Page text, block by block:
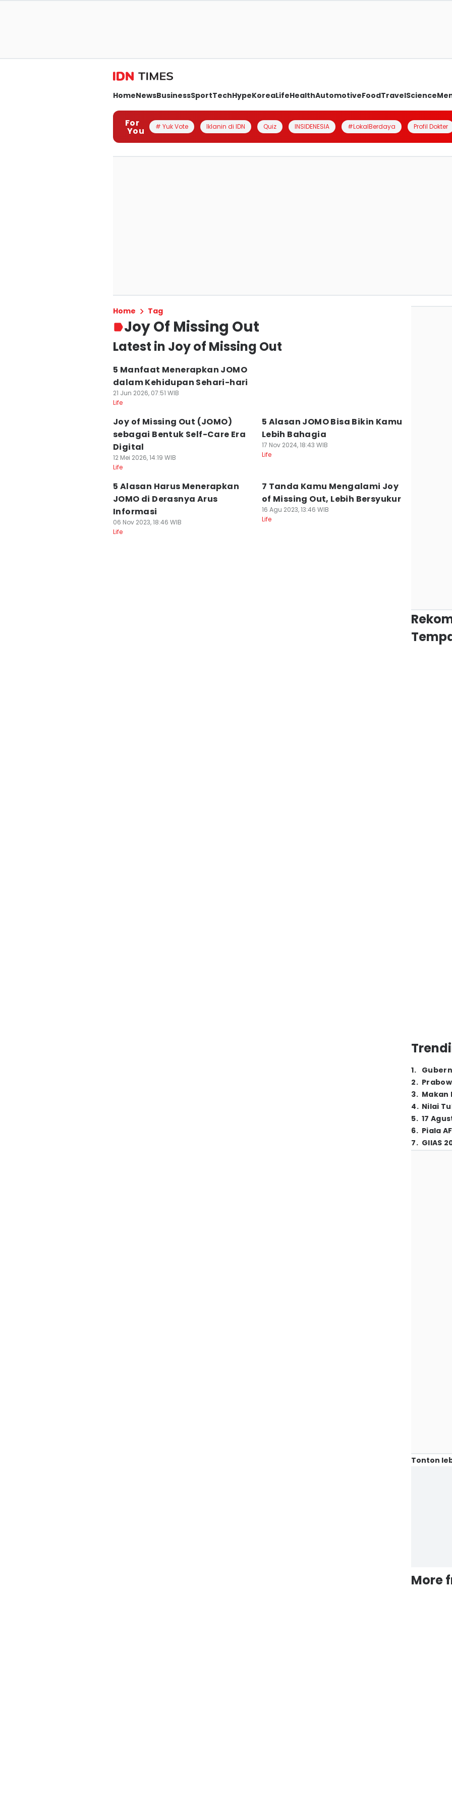
HomeNewsBusinessSportTechHypeKoreaLifeHealthAutomotiveFoodTravelScience
For
You # Yuk Vote Iklanin di IDN Quiz INSIDENESIA #LokalBerdaya Profil Dokter
Home Tag
Joy Of Missing Out
Latest in Joy of Missing Out
5 Manfaat Menerapkan JOMO
dalam Kehidupan Sehari-hari
21 Jun 2026, 07:51 WIB
Life
Joy of Missing Out (JOMO)
sebagai Bentuk Self-Care Era
Digital
12 Mei 2026, 14:19 WIB
Life
5 Alasan JOMO Bisa Bikin Kamu
Lebih Bahagia
17 Nov 2024, 18:43 WIB
Life
5 Alasan Harus Menerapkan
JOMO di Derasnya Arus
Informasi
06 Nov 2023, 18:46 WIB
Life
7 Tanda Kamu Mengalami Joy
of Missing Out, Lebih Bersyukur
16 Agu 2023, 13:46 WIB
Life
1.
2.
3. Makan
4. Nilai
5. 17
6. Piala
7. GIIAS
Tonton
More